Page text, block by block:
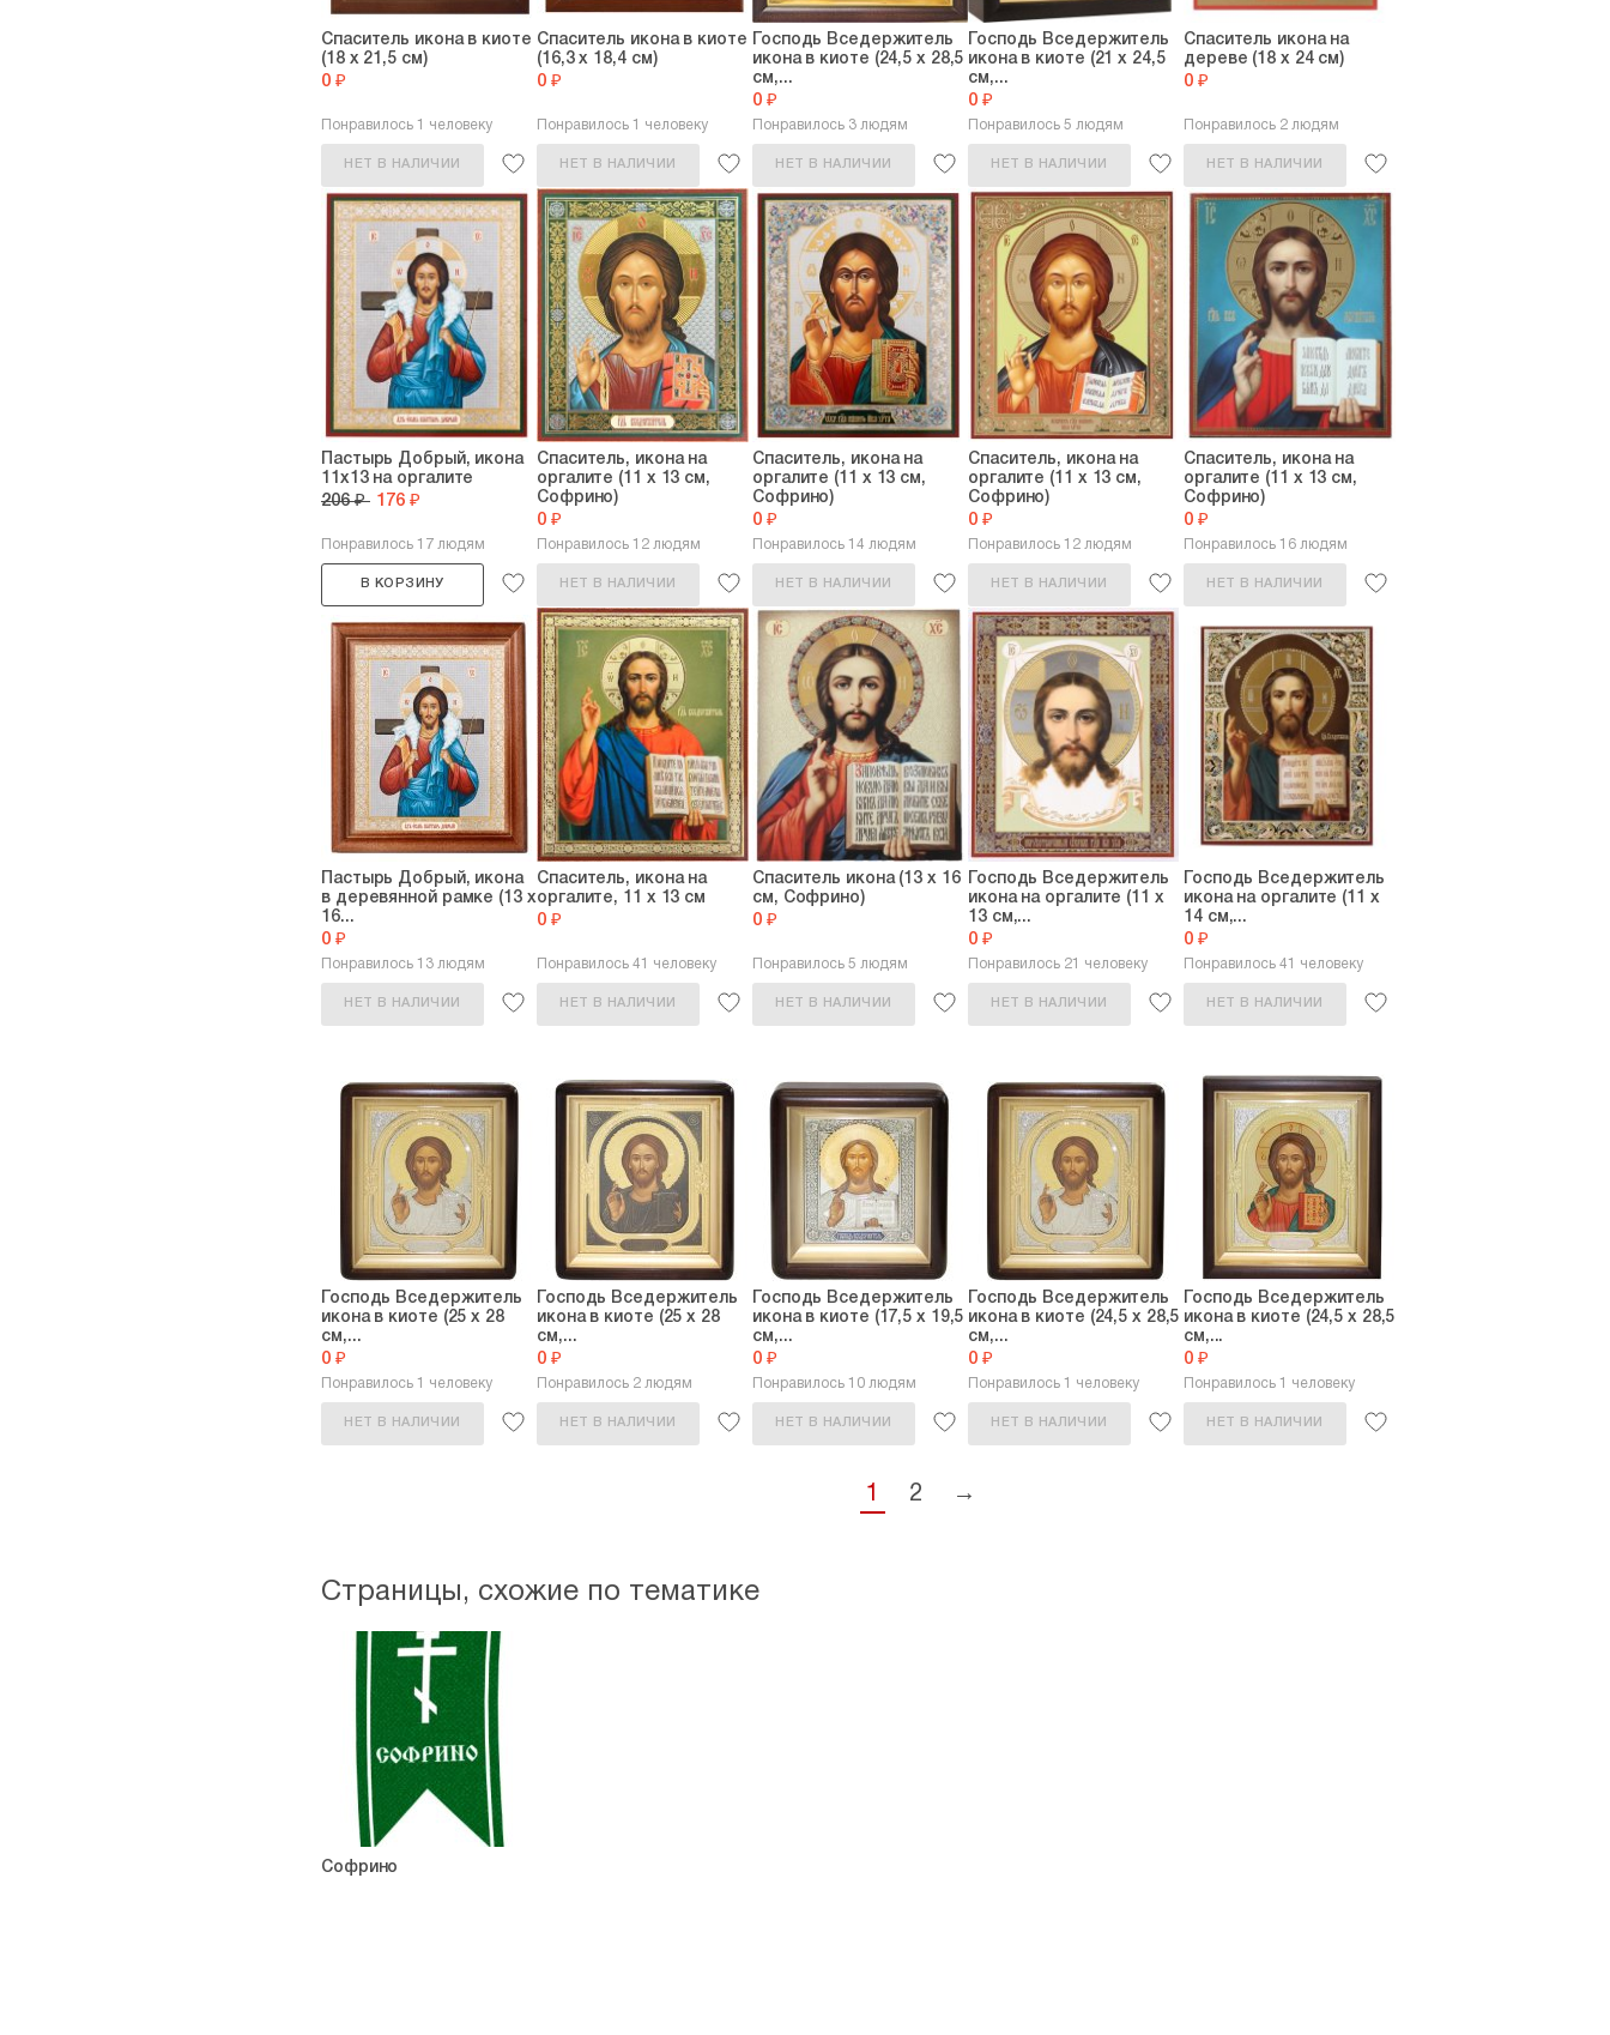
Спаситель икона в киоте
(18 х 21,5 см)
0 ₽
Понравилось 1 человеку
НЕТ В НАЛИЧИИ
Спаситель икона в киоте
(16,3 х 18,4 см)
0 ₽
Понравилось 1 человеку
НЕТ В НАЛИЧИИ
Господь Вседержитель
икона в киоте (24,5 х 28,5
см,...
0 ₽
Понравилось 3 людям
НЕТ В НАЛИЧИИ
Господь Вседержитель
икона в киоте (21 х 24,5
см,...
0 ₽
Понравилось 5 людям
НЕТ В НАЛИЧИИ
Спаситель икона на
дереве (18 х 24 см)
0 ₽
Понравилось 2 людям
НЕТ В НАЛИЧИИ
Пастырь Добрый, икона
11х13 на оргалите
206 ₽ 176 ₽
Понравилось 17 людям
В КОРЗИНУ
Спаситель, икона на
оргалите (11 х 13 см,
Софрино)
0 ₽
Понравилось 12 людям
НЕТ В НАЛИЧИИ
Спаситель, икона на
оргалите (11 х 13 см,
Софрино)
0 ₽
Понравилось 14 людям
НЕТ В НАЛИЧИИ
Спаситель, икона на
оргалите (11 х 13 см,
Софрино)
0 ₽
Понравилось 12 людям
НЕТ В НАЛИЧИИ
Спаситель, икона на
оргалите (11 х 13 см,
Софрино)
0 ₽
Понравилось 16 людям
НЕТ В НАЛИЧИИ
Пастырь Добрый, икона
в деревянной рамке (13 х
16...
0 ₽
Понравилось 13 людям
НЕТ В НАЛИЧИИ
Спаситель, икона на
оргалите, 11 х 13 см
0 ₽
Понравилось 41 человеку
НЕТ В НАЛИЧИИ
Спаситель икона (13 х 16
см, Софрино)
0 ₽
Понравилось 5 людям
НЕТ В НАЛИЧИИ
Господь Вседержитель
икона на оргалите (11 х
13 см,...
0 ₽
Понравилось 21 человеку
НЕТ В НАЛИЧИИ
Господь Вседержитель
икона на оргалите (11 х
14 см,...
0 ₽
Понравилось 41 человеку
НЕТ В НАЛИЧИИ
Господь Вседержитель
икона в киоте (25 х 28
см,...
0 ₽
Понравилось 1 человеку
НЕТ В НАЛИЧИИ
Господь Вседержитель
икона в киоте (25 х 28
см,...
0 ₽
Понравилось 2 людям
НЕТ В НАЛИЧИИ
Господь Вседержитель
икона в киоте (17,5 х 19,5
см,...
0 ₽
Понравилось 10 людям
НЕТ В НАЛИЧИИ
Господь Вседержитель
икона в киоте (24,5 х 28,5
см,...
0 ₽
Понравилось 1 человеку
НЕТ В НАЛИЧИИ
Господь Вседержитель
икона в киоте (24,5 х 28,5
см,...
0 ₽
Понравилось 1 человеку
НЕТ В НАЛИЧИИ
1 2 →
Страницы, схожие по тематике
Софрино